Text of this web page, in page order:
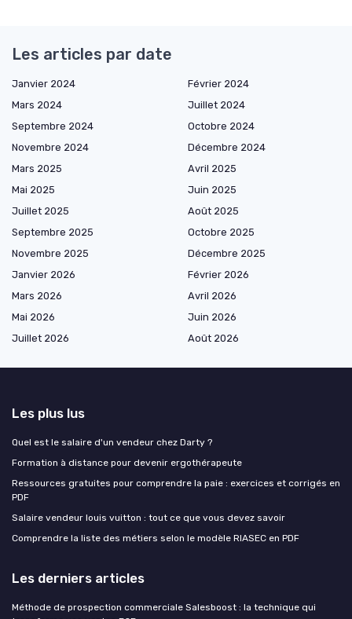
Les articles par date
Janvier 2024
Février 2024
Mars 2024
Juillet 2024
Septembre 2024
Octobre 2024
Novembre 2024
Décembre 2024
Mars 2025
Avril 2025
Mai 2025
Juin 2025
Juillet 2025
Août 2025
Septembre 2025
Octobre 2025
Novembre 2025
Décembre 2025
Janvier 2026
Février 2026
Mars 2026
Avril 2026
Mai 2026
Juin 2026
Juillet 2026
Août 2026
Les plus lus
Quel est le salaire d'un vendeur chez Darty ?
Formation à distance pour devenir ergothérapeute
Ressources gratuites pour comprendre la paie : exercices et corrigés en
PDF
Salaire vendeur louis vuitton : tout ce que vous devez savoir
Comprendre la liste des métiers selon le modèle RIASEC en PDF
Les derniers articles
Méthode de prospection commerciale Salesboost : la technique qui